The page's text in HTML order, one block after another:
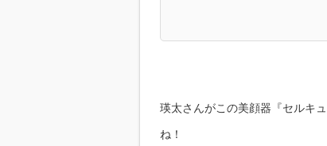
瑛太さんがこの美顔器『セルキ
ね！